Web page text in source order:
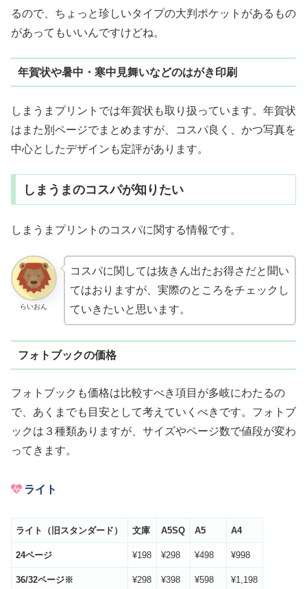
るので、ちょっと珍しいタイプの大判ポケットがあるもの
があってもいいんですけどね。
年賀状や暑中・寒中見舞いなどのはがき印刷
しまうまプリントでは年賀状も取り扱っています。年賀状
はまた別ページでまとめますが、コスパ良く、かつ写真を
中心としたデザインも定評があります。
しまうまのコスパが知りたい
しまうまプリントのコスパに関する情報です。
らいおん
コスパに関しては抜きん出たお得さだと聞い
てはおりますが、実際のところをチェックし
ていきたいと思います。
フォトブックの価格
フォトブックも価格は比較すべき項目が多岐にわたるの
で、あくまでも目安として考えていくべきです。フォトブ
ックは３種類ありますが、サイズやページ数で値段が変わ
ってきます。
ライト
ライト（旧スタンダード） 文庫 A5SQ A5 A4
24ページ ¥198 ¥298 ¥498 ¥998
36/32ページ※ ¥298 ¥398 ¥598 ¥1,198